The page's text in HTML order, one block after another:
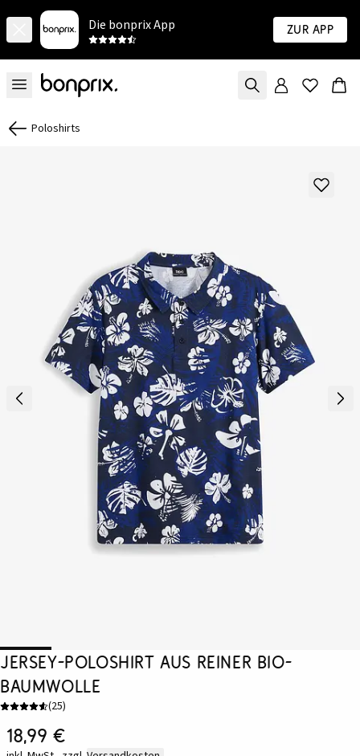
Die bonprix App Zur App
Poloshirts
Jersey-Poloshirt aus reiner Bio-
Baumwolle
(25)
18,99 €